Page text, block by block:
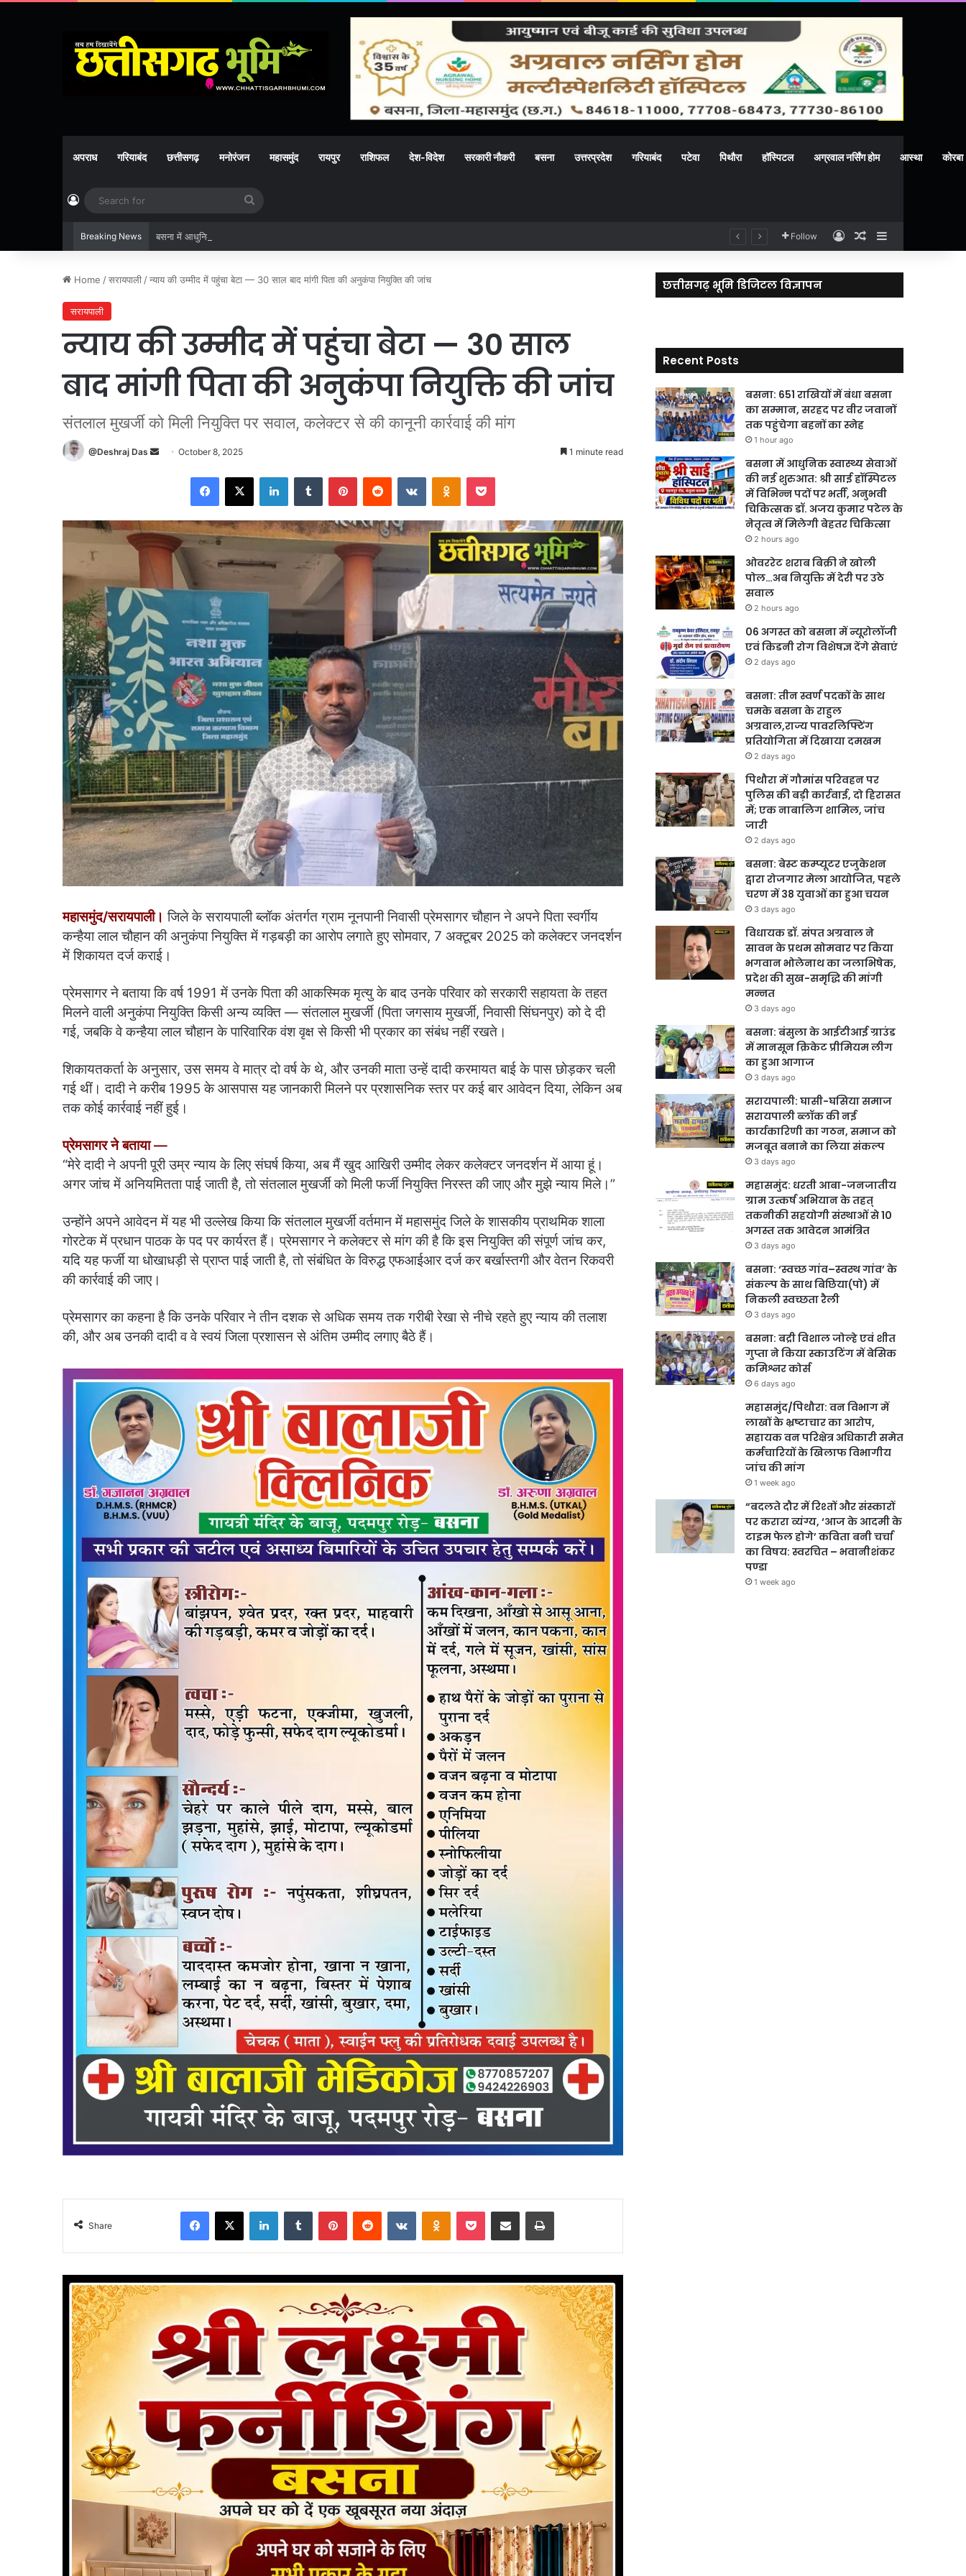
अपराध गरियाबंद छत्तीसगढ़ मनोरंजन महासमुंद रायपुर राशिफल देश-विदेश सरकारी नौकरी बसना उत्तरप्रदेश गरियाबंद पटेवा पिथौरा हॉस्पिटल अग्रवाल नर्सिंग होम आस्था कोरबा
Log In
Breaking News बसना में आधुनिक स्वास्थ्य सेवाओं की नई शुरुआत: श्री साई हॉस्पिटल में विभिन्न पदों पर भर्ती, अनुभवी चिकित्सक डॉ. अजय कुमार पटेल के नेतृत्व में मिलेगी बेहतर चिकित्सा Follow Log InRandom Article
Sidebar
Home /सरायपाली /न्याय की उम्मीद में पहुंचा बेटा — 30 साल बाद मांगी पिता की अनुकंपा नियुक्ति की जांच
सरायपाली
न्याय की उम्मीद में पहुंचा बेटा — 30 साल
बाद मांगी पिता की अनुकंपा नियुक्ति की जांच
संतलाल मुखर्जी को मिली नियुक्ति पर सवाल, कलेक्टर से की कानूनी कार्रवाई की मांग
@Deshraj Das
SendOctober 8, 2025 1 minute read
Facebook
X LinkedInTumblr PinterestReddit VKontakteOdnoklassniki
Pocket
महासमुंद/सरायपाली। जिले के सरायपाली ब्लॉक अंतर्गत ग्राम नूनपानी निवासी प्रेमसागर चौहान ने अपने पिता स्वर्गीय
कन्हैया लाल चौहान की अनुकंपा नियुक्ति में गड़बड़ी का आरोप लगाते हुए सोमवार, 7 अक्टूबर 2025 को कलेक्टर जनदर्शन
में शिकायत दर्ज कराई।
प्रेमसागर ने बताया कि वर्ष 1991 में उनके पिता की आकस्मिक मृत्यु के बाद उनके परिवार को सरकारी सहायता के तहत
मिलने वाली अनुकंपा नियुक्ति किसी अन्य व्यक्ति — संतलाल मुखर्जी (पिता जगसाय मुखर्जी, निवासी सिंघनपुर) को दे दी
गई, जबकि वे कन्हैया लाल चौहान के पारिवारिक वंश वृक्ष से किसी भी प्रकार का संबंध नहीं रखते।
शिकायतकर्ता के अनुसार, उस समय वे मात्र दो वर्ष के थे, और उनकी माता उन्हें दादी करमायत बाई के पास छोड़कर चली
गई थीं। दादी ने करीब 1995 के आसपास यह जानकारी मिलने पर प्रशासनिक स्तर पर कई बार आवेदन दिया, लेकिन अब
तक कोई कार्रवाई नहीं हुई।
प्रेमसागर ने बताया —
“मेरे दादी ने अपनी पूरी उम्र न्याय के लिए संघर्ष किया, अब मैं खुद आखिरी उम्मीद लेकर कलेक्टर जनदर्शन में आया हूं।
अगर जांच में अनियमितता पाई जाती है, तो संतलाल मुखर्जी को मिली फर्जी नियुक्ति निरस्त की जाए और मुझे न्याय मिले।”
उन्होंने अपने आवेदन में यह भी उल्लेख किया कि संतलाल मुखर्जी वर्तमान में महासमुंद जिले के शासकीय प्राथमिक शाला
गोरटेक में प्रधान पाठक के पद पर कार्यरत हैं। प्रेमसागर ने कलेक्टर से मांग की है कि इस नियुक्ति की संपूर्ण जांच कर,
यदि यह फर्जी या धोखाधड़ी से प्राप्त पाई जाती है, तो संबंधित के विरुद्ध एफआईआर दर्ज कर बर्खास्तगी और वेतन रिकवरी
की कार्रवाई की जाए।
प्रेमसागर का कहना है कि उनके परिवार ने तीन दशक से अधिक समय तक गरीबी रेखा से नीचे रहते हुए न्याय की तलाश
की, और अब उनकी दादी व वे स्वयं जिला प्रशासन से अंतिम उम्मीद लगाए बैठे हैं।
Share
Facebook
X LinkedInTumblr PinterestReddit VKontakteOdnoklassniki
Pocket Share via Email Print
छत्तीसगढ़ भूमि डिजिटल विज्ञापन
Recent Posts
बसना: 651 राखियों में बंधा बसना
का सम्मान, सरहद पर वीर जवानों
तक पहुंचेगा बहनों का स्नेह
1 hour ago
बसना में आधुनिक स्वास्थ्य सेवाओं
की नई शुरुआत: श्री साई हॉस्पिटल
में विभिन्न पदों पर भर्ती, अनुभवी
चिकित्सक डॉ. अजय कुमार पटेल के
नेतृत्व में मिलेगी बेहतर चिकित्सा
2 hours ago
ओवररेट शराब बिक्री ने खोली
पोल…अब नियुक्ति में देरी पर उठे
सवाल
2 hours ago
06 अगस्त को बसना में न्यूरोलॉजी
एवं किडनी रोग विशेषज्ञ देंगे सेवाएं
2 days ago
बसना: तीन स्वर्ण पदकों के साथ
चमके बसना के राहुल
अग्रवाल,राज्य पावरलिफ्टिंग
प्रतियोगिता में दिखाया दमखम
2 days ago
पिथौरा में गौमांस परिवहन पर
पुलिस की बड़ी कार्रवाई, दो हिरासत
में; एक नाबालिग शामिल, जांच
जारी
2 days ago
बसना: बेस्ट कम्प्यूटर एजुकेशन
द्वारा रोजगार मेला आयोजित, पहले
चरण में 38 युवाओं का हुआ चयन
3 days ago
विधायक डॉ. संपत अग्रवाल ने
सावन के प्रथम सोमवार पर किया
भगवान भोलेनाथ का जलाभिषेक,
प्रदेश की सुख-समृद्धि की मांगी
मन्नत
3 days ago
बसना: बंसुला के आईटीआई ग्राउंड
में मानसून क्रिकेट प्रीमियम लीग
का हुआ आगाज
3 days ago
सरायपाली: घासी-घसिया समाज
सरायपाली ब्लॉक की नई
कार्यकारिणी का गठन, समाज को
मजबूत बनाने का लिया संकल्प
3 days ago
महासमुंद: धरती आबा-जनजातीय
ग्राम उत्कर्ष अभियान के तहत्
तकनीकी सहयोगी संस्थाओं से 10
अगस्त तक आवेदन आमंत्रित
3 days ago
बसना: ‘स्वच्छ गांव–स्वस्थ गांव’ के
संकल्प के साथ बिछिया(पो) में
निकली स्वच्छता रैली
3 days ago
बसना: बद्री विशाल जोल्हे एवं शीत
गुप्ता ने किया स्काउटिंग में बेसिक
कमिश्नर कोर्स
6 days ago
महासमुंद/पिथौरा: वन विभाग में
लाखों के भ्रष्टाचार का आरोप,
सहायक वन परिक्षेत्र अधिकारी समेत
कर्मचारियों के खिलाफ विभागीय
जांच की मांग
1 week ago
“बदलते दौर में रिश्तों और संस्कारों
पर करारा व्यंग्य, ‘आज के आदमी के
टाइम फेल होगे’ कविता बनी चर्चा
का विषय: स्वरचित – भवानीशंकर
पण्डा
1 week ago